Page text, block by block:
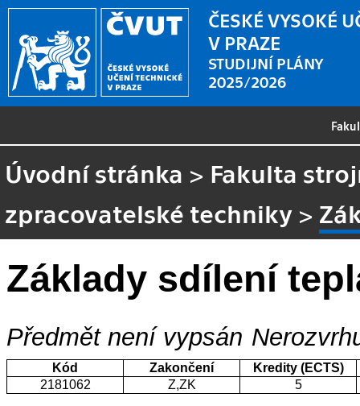
ČESKÉ VYSOKÉ
V PRAZE
STUDIJNÍ PLÁNY
2025/2026
Úvodní stránka > Fakulta
zpracovatelské techniky >
Základy sdílení
Předmět není vypsán
Kód Zakončení
Kredity (ECTS)
2181062
Z,ZK 5